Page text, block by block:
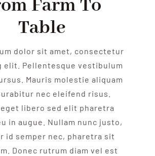
Farm To
Table
dolor sit amet, consectetur
elit. Pellentesque vestibulum
Mauris molestie aliquam
nec eleifend risus.
libero sed elit pharetra
in augue. Nullam nunc justo,
id semper nec, pharetra sit
Donec rutrum diam vel est